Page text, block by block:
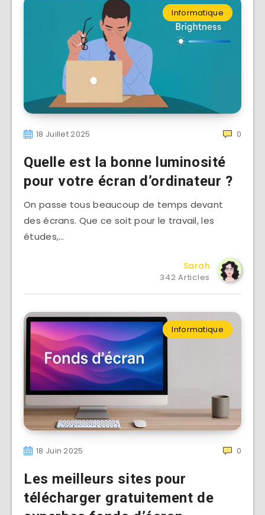
Informatique
18 Juillet 2025 0
Quelle est la bonne luminosité
pour votre écran d’ordinateur ?
On passe tous beaucoup de temps devant
des écrans. Que ce soit pour le travail, les
études,…
Sarah
342 Articles
Informatique
18 Juin 2025 0
Les meilleurs sites pour
télécharger gratuitement de